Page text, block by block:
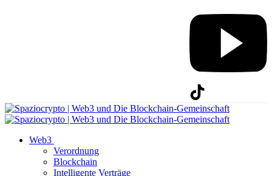
Web3
Verordnung
Blockchain
Intelligente Verträge